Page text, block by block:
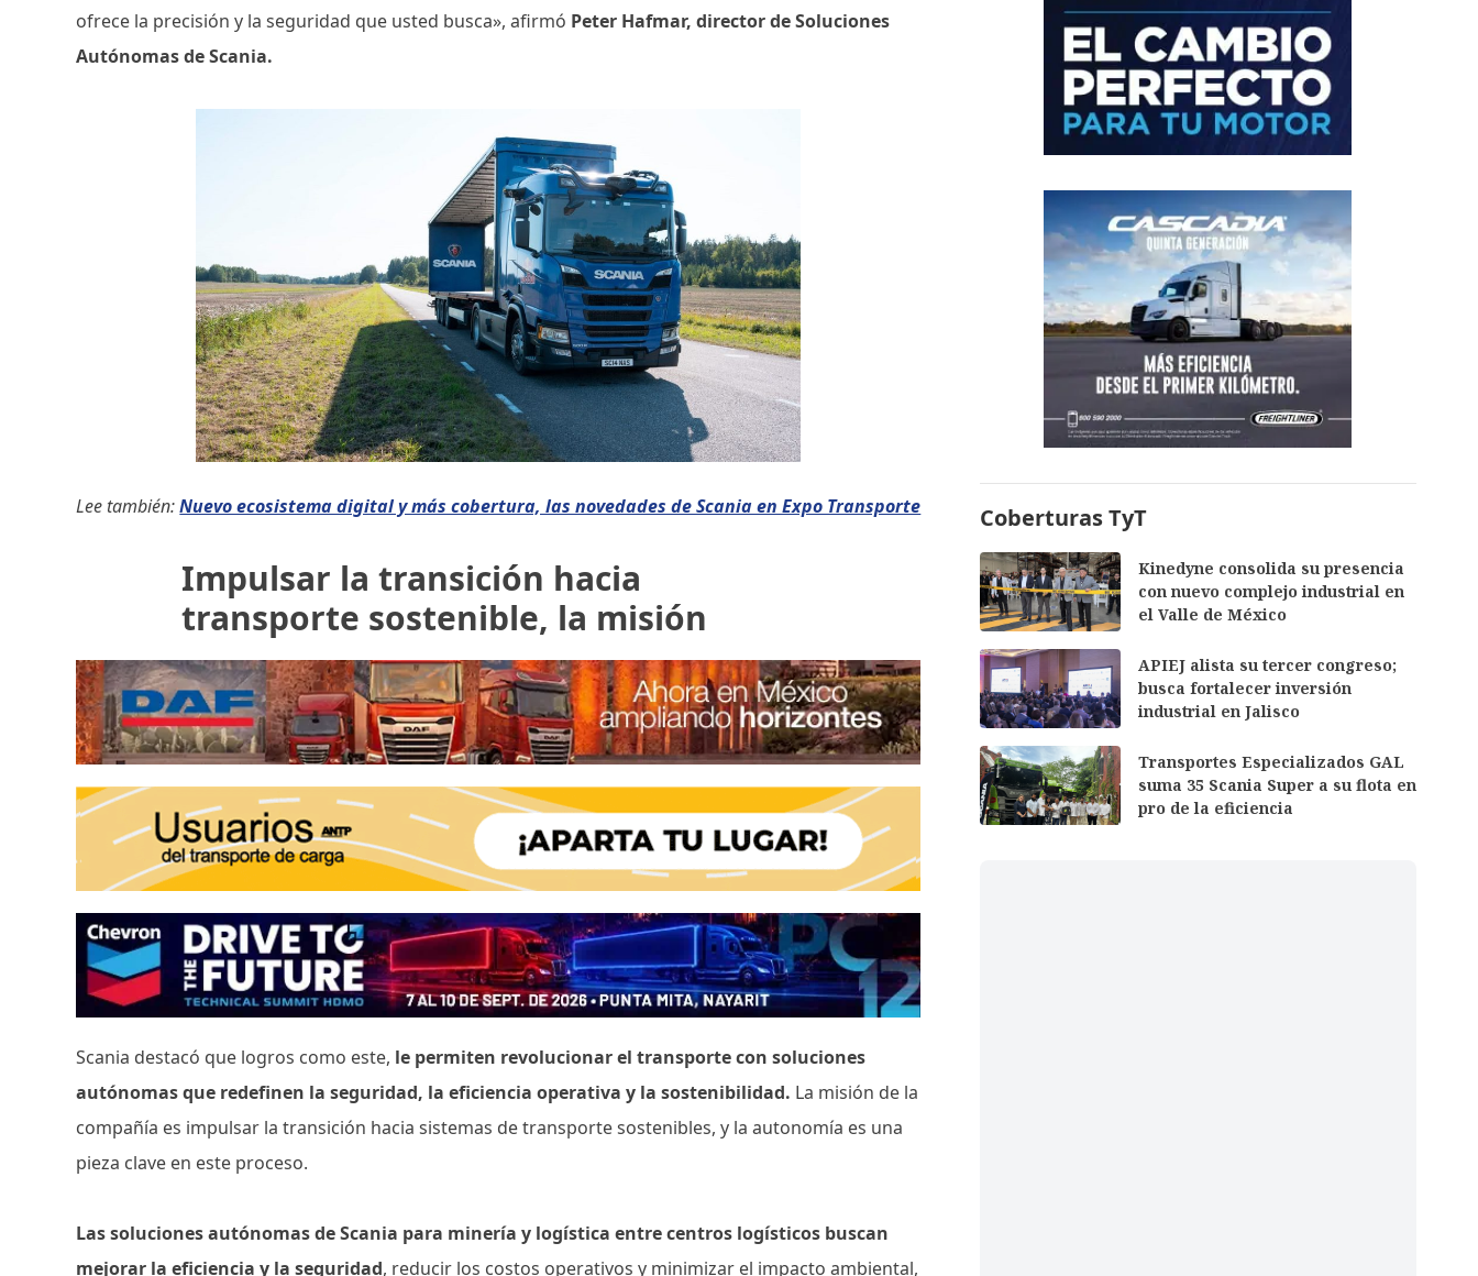
ofrece la precisión y la seguridad que usted busca», afirmó Peter Hafmar, director de Soluciones
Autónomas de Scania.
Lee también:Nuevo ecosistema digital y más cobertura, las novedades de Scania en Expo Transporte
Impulsar la transición hacia
transporte sostenible, la misión
Scania destacó que logros como este, le permiten revolucionar el transporte con soluciones
autónomas que redefinen la seguridad, la eficiencia operativa y la sostenibilidad. La misión de la
compañía es impulsar la transición hacia sistemas de transporte sostenibles, y la autonomía es una
pieza clave en este proceso.
Las soluciones autónomas de Scania para minería y logística entre centros logísticos buscan
mejorar la eficiencia y la seguridad, reducir los costos operativos y minimizar el impacto ambiental,
Coberturas TyT
Kinedyne consolida su presencia
con nuevo complejo industrial en
el Valle de México
APIEJ alista su tercer congreso;
busca fortalecer inversión
industrial en Jalisco
Transportes Especializados GAL
suma 35 Scania Super a su flota en
pro de la eficiencia